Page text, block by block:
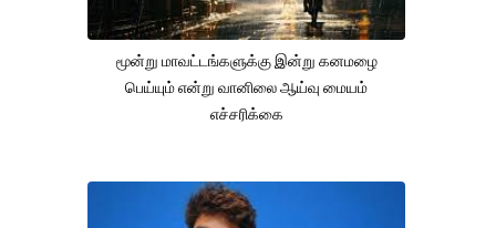
மூன்று மாவட்டங்களுக்கு இன்று கனமழை
பெய்யும் என்று வானிலை ஆய்வு மையம்
எச்சரிக்கை